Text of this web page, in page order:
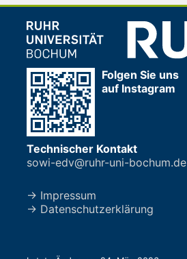
Folgen Sie uns
auf Instagram
Technischer Kontakt
sowi-edv@ruhr-uni-bochum.de
→ Impressum
→ Datenschutzerklärung